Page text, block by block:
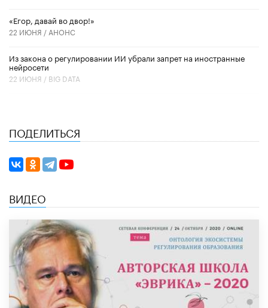
«Егор, давай во двор!»
22 ИЮНЯ / АНОНС
Из закона о регулировании ИИ убрали запрет на иностранные
нейросети
22 ИЮНЯ / BIG DATA
ПОДЕЛИТЬСЯ
ВИДЕО